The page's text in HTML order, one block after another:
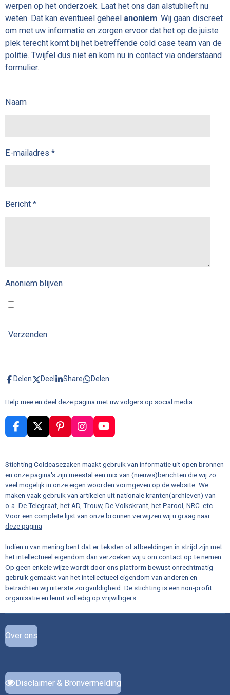
werpen op het onderzoek. Laat het ons dan alstublieft nu
weten. Dat kan eventueel geheel anoniem. Wij gaan discreet
om met uw informatie en zorgen ervoor dat het op de juiste
plek terecht komt bij het betreffende cold case team van de
politie. Twijfel dus niet en kom nu in contact via onderstaand
formulier.
Naam
E-mailadres *
Bericht *
Anoniem blijven
Verzenden
Delen Deel Share Delen
Help mee en deel deze pagina met uw volgers op social media
F
a
e
b
o
o
k
X
P
i
e
r
e
s
t
I
n
a
g
r
a
m
Y
o
u
b
e
Stichting Coldcasezaken maakt gebruik van informatie uit open bronnen
en onze pagina's zijn meestal een mix van (nieuws)berichten die wij zo
veel mogelijk in onze eigen woorden vormgeven op de website. We
maken vaak gebruik van artikelen uit nationale kranten(archieven) van
o.a. De Telegraaf het AD Trouw, De Volkskrant het Parool NRC etc.
Voor een complete lijst van onze bronnen verwijzen wij u graag naar
deze pagina
Indien u van mening bent dat er teksten of afbeeldingen in strijd zijn met
het intellectueel eigendom dan verzoeken wij u om contact op te nemen.
Op geen enkele wijze wordt door ons platform bewust onrechtmatig
gebruik gemaakt van het intellectueel eigendom van anderen en
betrachten wij uiterste zorgvuldigheid. De stichting is een non-profit
organisatie en leunt volledig op vrijwilligers.
Over ons
Disclaimer & Bronvermelding